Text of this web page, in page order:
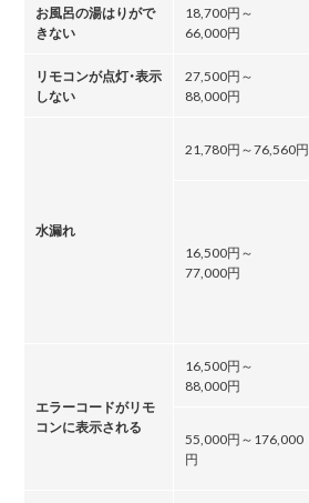
お風呂の湯はりがで
きない
18,700円～
66,000円
リモコンが点灯・表示
しない
27,500円～
88,000円
水漏れ
21,780円～76,560円
16,500円～
77,000円
エラーコードがリモ
コンに表示される
16,500円～
88,000円
55,000円～176,000
円